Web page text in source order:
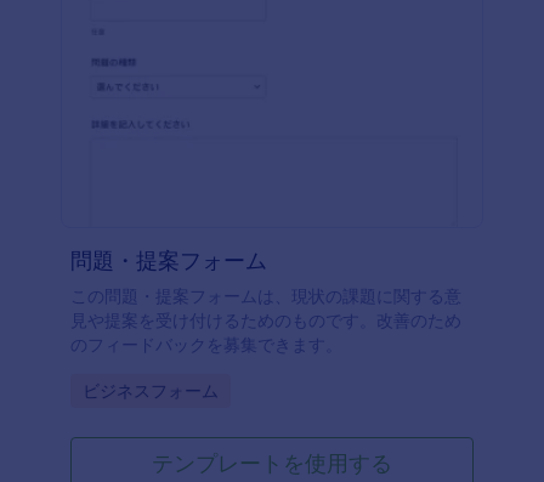
問題・提案フォーム
この問題・提案フォームは、現状の課題に関する意
見や提案を受け付けるためのものです。改善のため
のフィードバックを募集できます。
Go to Category:
ビジネスフォーム
テンプレートを使用する